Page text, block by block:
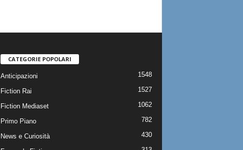
CATEGORIE POPOLARI
Anticipazioni 1548
Fiction Rai 1527
Fiction Mediaset 1062
Primo Piano 782
News e Curiosità 430